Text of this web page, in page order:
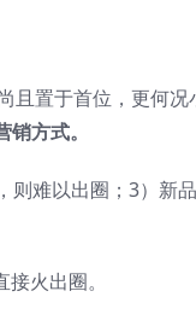
且置于首位，更何况
方式。
则难以出圈；3）新
火出圈。